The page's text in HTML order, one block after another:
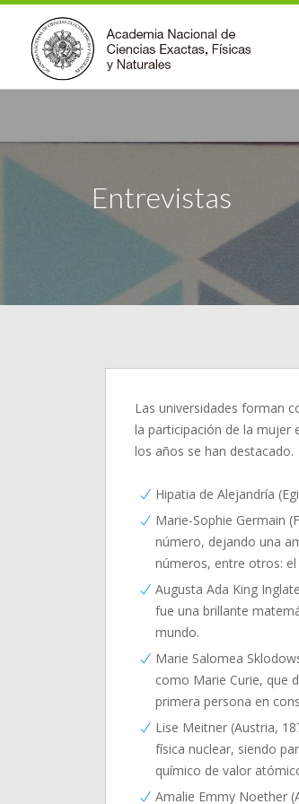
Entrevistas
Las universidades forman
la participación de la mujer
los años se han destacado.
Hipatia de Alejandría
Marie-Sophie Germain
número, dejando una
números, entre otros:
Augusta Ada King
fue una brillante
mundo.
Marie Salomea
como Marie Curie, que
primera persona en
Lise Meitner (Austria,
física nuclear, siendo
químico de valor
Amalie Emmy Noether